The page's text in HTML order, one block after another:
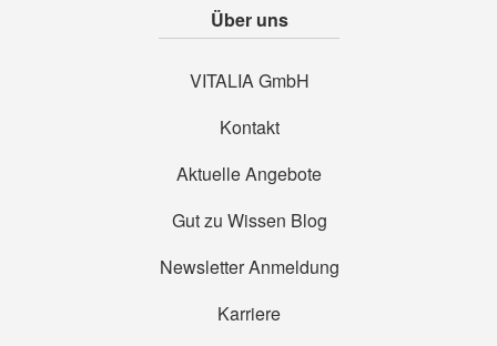
Über uns
VITALIA GmbH
Kontakt
Aktuelle Angebote
Gut zu Wissen Blog
Newsletter Anmeldung
Karriere